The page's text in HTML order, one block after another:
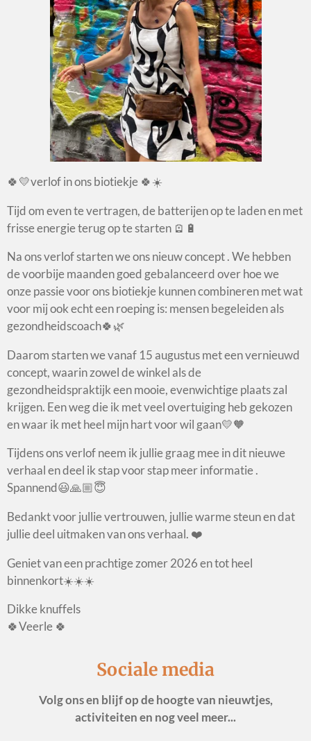
🍀💛verlof in ons biotiekje 🍀☀️
Tijd om even te vertragen, de batterijen op te laden en met
frisse energie terug op te starten 🪫🔋
Na ons verlof starten we ons nieuw concept . We hebben
de voorbije maanden goed gebalanceerd over hoe we
onze passie voor ons biotiekje kunnen combineren met wat
voor mij ook echt een roeping is: mensen begeleiden als
gezondheidscoach🍀🌿
Daarom starten we vanaf 15 augustus met een vernieuwd
concept, waarin zowel de winkel als de
gezondheidspraktijk een mooie, evenwichtige plaats zal
krijgen. Een weg die ik met veel overtuiging heb gekozen
en waar ik met heel mijn hart voor wil gaan💛🧡
Tijdens ons verlof neem ik jullie graag mee in dit nieuwe
verhaal en deel ik stap voor stap meer informatie .
Spannend😃🙏🏼😇
Bedankt voor jullie vertrouwen, jullie warme steun en dat
jullie deel uitmaken van ons verhaal. ❤️
Geniet van een prachtige zomer 2026 en tot heel
binnenkort☀️☀️☀️
Dikke knuffels
🍀Veerle 🍀
Sociale media
Volg ons en blijf op de hoogte van nieuwtjes,
activiteiten en nog veel meer...